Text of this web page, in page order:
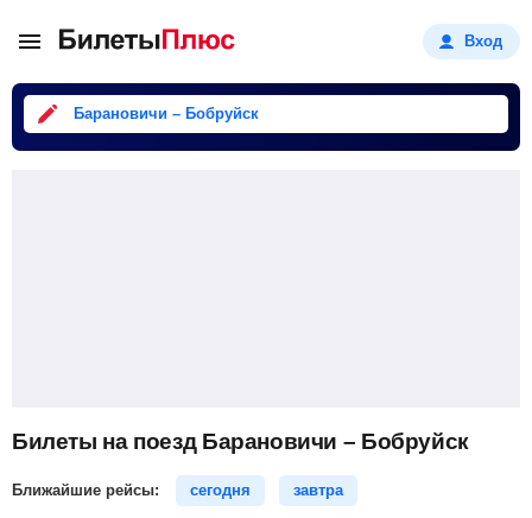
Вход
Барановичи – Бобруйск
Билеты на поезд Барановичи – Бобруйск
Ближайшие рейсы: сегодня завтра